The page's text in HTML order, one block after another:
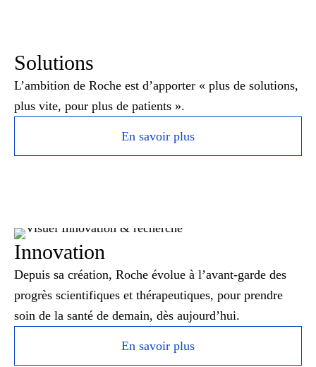
Solutions
L’ambition de Roche est d’apporter « plus de solutions,
plus vite, pour plus de patients ».
En savoir plus
Innovation
Depuis sa création, Roche évolue à l’avant-garde des
progrès scientifiques et thérapeutiques, pour prendre
soin de la santé de demain, dès aujourd’hui.
En savoir plus